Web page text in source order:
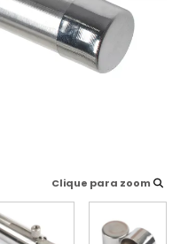
Clique para zoom